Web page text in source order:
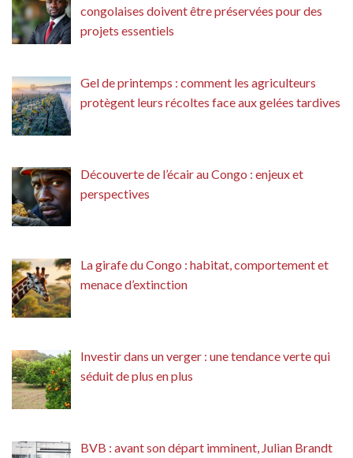
congolaises doivent être préservées pour des
projets essentiels
Gel de printemps : comment les agriculteurs
protègent leurs récoltes face aux gelées tardives
Découverte de l’écair au Congo : enjeux et
perspectives
La girafe du Congo : habitat, comportement et
menace d’extinction
Investir dans un verger : une tendance verte qui
séduit de plus en plus
BVB : avant son départ imminent, Julian Brandt